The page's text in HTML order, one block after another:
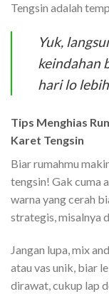
Tengsin adalah
Yuk,
keindahan
hari lo
Tips Menghias
Karet Tengsin
Biar rumahmu
tengsin! Gak cuma
warna yang cerah
strategis, misalnya
Jangan lupa, mix
atau vas unik, biar
dirawat, cukup lap